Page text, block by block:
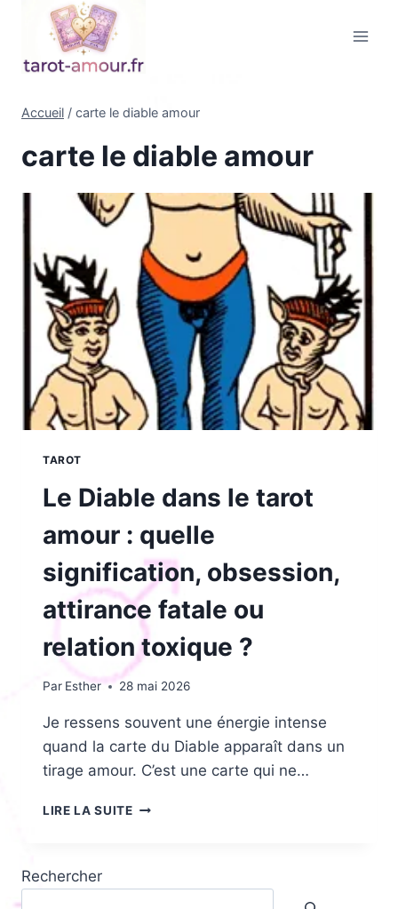
contenu
Accueil / carte le diable amour
carte le diable amour
TAROT
Le Diable dans le tarot
amour : quelle
signification, obsession,
attirance fatale ou
relation toxique ?
Par Esther 28 mai 2026
Je ressens souvent une énergie intense
quand la carte du Diable apparaît dans un
tirage amour. C’est une carte qui ne…
LIRE LA SUITELE
Rechercher